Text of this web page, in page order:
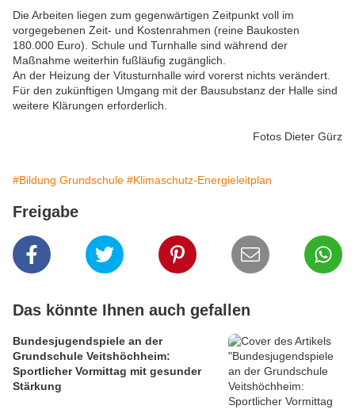
Die Arbeiten liegen zum gegenwärtigen Zeitpunkt voll im
vorgegebenen Zeit- und Kostenrahmen (reine Baukosten
180.000 Euro). Schule und Turnhalle sind während der
Maßnahme weiterhin fußläufig zugänglich.
An der Heizung der Vitusturnhalle wird vorerst nichts verändert.
Für den zukünftigen Umgang mit der Bausubstanz der Halle sind
weitere Klärungen erforderlich.
Fotos Dieter Gürz
#Bildung Grundschule #Klimaschutz-Energieleitplan
Freigabe
Das könnte Ihnen auch gefallen
Bundesjugendspiele an der
Grundschule Veitshöchheim:
Sportlicher Vormittag mit gesunder
Stärkung